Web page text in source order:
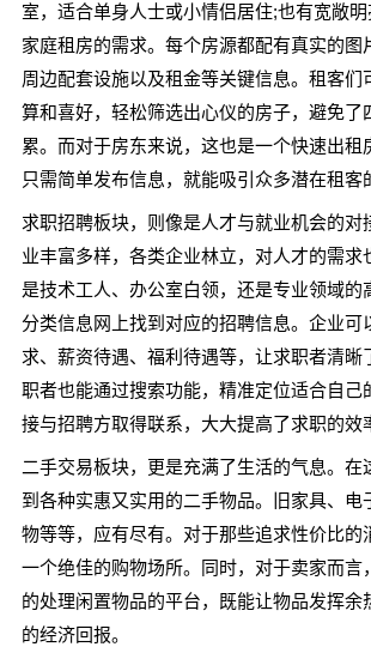
室，适合单身人士或小情侣居住;也有宽敞
家庭租房的需求。每个房源都配有真实的图
周边配套设施以及租金等关键信息。租客们
算和喜好，轻松筛选出心仪的房子，避免了
累。而对于房东来说，这也是一个快速出租
只需简单发布信息，就能吸引众多潜在租客
求职招聘板块，则像是人才与就业机会的对
业丰富多样，各类企业林立，对人才的需求
是技术工人、办公室白领，还是专业领域的
分类信息网上找到对应的招聘信息。企业可
求、薪资待遇、福利待遇等，让求职者清晰
职者也能通过搜索功能，精准定位适合自己
接与招聘方取得联系，大大提高了求职的效
二手交易板块，更是充满了生活的气息。在
到各种实惠又实用的二手物品。旧家具、电
物等等，应有尽有。对于那些追求性价比的
一个绝佳的购物场所。同时，对于卖家而言
的处理闲置物品的平台，既能让物品发挥余
的经济回报。